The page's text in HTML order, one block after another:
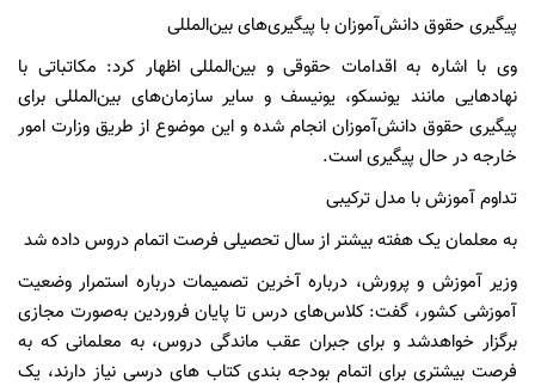
پیگیری حقوق دانش‌آموزان با پیگیری‌های بین‌المللی
وی با اشاره به اقدامات حقوقی و بین‌المللی اظهار کرد: مکاتباتی با
نهادهایی مانند یونسکو، یونیسف و سایر سازمان‌های بین‌المللی برای
پیگیری حقوق دانش‌آموزان انجام شده و این موضوع از طریق وزارت امور
خارجه در حال پیگیری است.
تداوم آموزش با مدل ترکیبی
به معلمان یک هفته بیشتر از سال تحصیلی فرصت اتمام دروس داده شد
وزیر آموزش و پرورش، درباره آخرین تصمیمات درباره استمرار وضعیت
آموزشی کشور، گفت: کلاس‌های درس تا پایان فروردین به‌صورت مجازی
برگزار خواهدشد و برای جبران عقب‌ ماندگی‌ دروس، به معلمانی که به
فرصت بیشتری برای اتمام بودجه بندی کتاب های درسی نیاز دارند، یک